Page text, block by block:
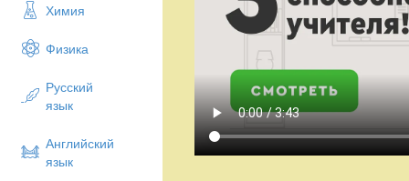
Химия
Физика
Русский
язык
Английский
язык